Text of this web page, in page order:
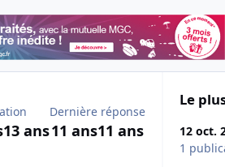
13 ans
Dernière réponse
11 ans11 ans
Le
12 oct.
1